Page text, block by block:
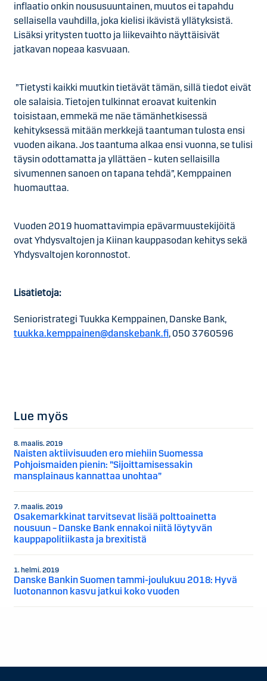
inflaatio onkin noususuuntainen, muutos ei tapahdu
sellaisella vauhdilla, joka kielisi ikävistä yllätyksistä.
Lisäksi yritysten tuotto ja liikevaihto näyttäisivät
jatkavan nopeaa kasvuaan.
”Tietysti kaikki muutkin tietävät tämän, sillä tiedot eivät
ole salaisia. Tietojen tulkinnat eroavat kuitenkin
toisistaan, emmekä me näe tämänhetkisessä
kehityksessä mitään merkkejä taantuman tulosta ensi
vuoden aikana. Jos taantuma alkaa ensi vuonna, se tulisi
täysin odottamatta ja yllättäen – kuten sellaisilla
sivumennen sanoen on tapana tehdä”, Kemppainen
huomauttaa.
Vuoden 2019 huomattavimpia epävarmuustekijöitä
ovat Yhdysvaltojen ja Kiinan kauppasodan kehitys sekä
Yhdysvaltojen koronnostot.
Lisätietoja:
Senioristrategi Tuukka Kemppainen, Danske Bank,
tuukka.kemppainen@danskebank.fi, 050 3760596
Lue myös
8. maalis. 2019
Naisten aktiivisuuden ero miehiin Suomessa
Pohjoismaiden pienin: ”Sijoittamisessakin
mansplainaus kannattaa unohtaa”
7. maalis. 2019
Osakemarkkinat tarvitsevat lisää polttoainetta
nousuun – Danske Bank ennakoi niitä löytyvän
kauppapolitiikasta ja brexitistä
1. helmi. 2019
Danske Bankin Suomen tammi-joulukuu 2018: Hyvä
luotonannon kasvu jatkui koko vuoden